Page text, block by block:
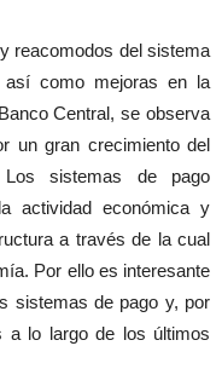
reacomodos del sistema
así como mejoras en la
Central, se observa
un gran crecimiento del
sistemas de pago
actividad económica y
a través de la cual
Por ello es interesante
sistemas de pago y, por
a lo largo de los últimos